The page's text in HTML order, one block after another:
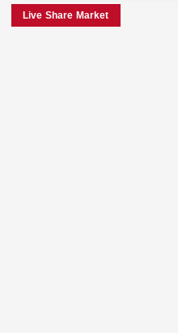
Live Share Market